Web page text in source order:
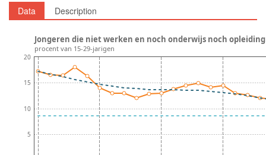
Data Description
5
10
15
20
Jongeren die niet werken en noch onderwijs noch
procent van 15-29-jarigen